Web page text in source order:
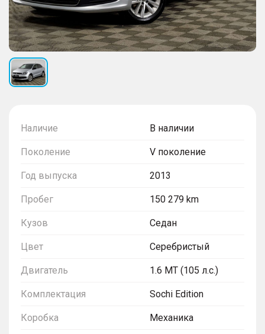
Наличие В наличии
Поколение V поколение
Год выпуска 2013
Пробег 150 279 km
Кузов Седан
Цвет Серебристый
Двигатель 1.6 MT (105 л.с.)
Комплектация Sochi Edition
Коробка Механика